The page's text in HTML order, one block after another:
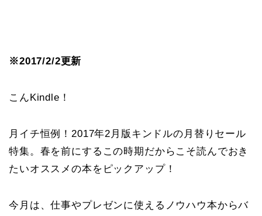
※2017/2/2更新
こんKindle！
月イチ恒例！2017年2月版キンドルの月替りセール
特集。春を前にするこの時期だからこそ読んでおき
たいオススメの本をピックアップ！
今月は、仕事やプレゼンに使えるノウハウ本からバ